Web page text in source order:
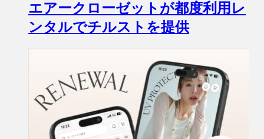
エアークローゼットが都度利用レ
ンタルでチルストを提供